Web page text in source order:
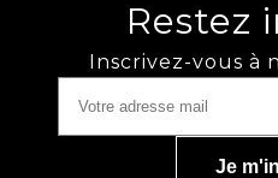
Restez
Inscrivez-vous à